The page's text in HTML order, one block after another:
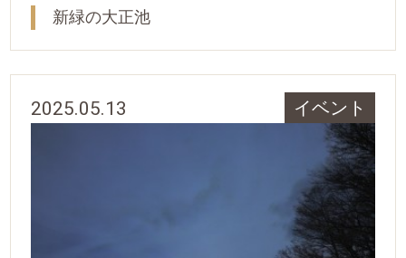
新緑の大正池
2025.05.13 イベント